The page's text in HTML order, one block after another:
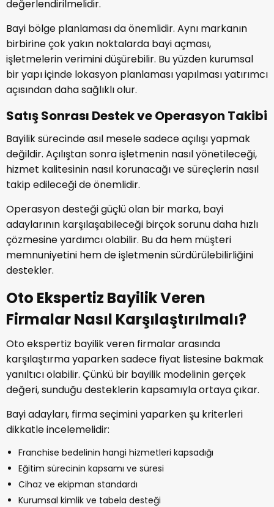
değerlendirilmelidir.
Bayi bölge planlaması da önemlidir. Aynı markanın
birbirine çok yakın noktalarda bayi açması,
işletmelerin verimini düşürebilir. Bu yüzden kurumsal
bir yapı içinde lokasyon planlaması yapılması yatırımcı
açısından daha sağlıklı olur.
Satış Sonrası Destek ve Operasyon Takibi
Bayilik sürecinde asıl mesele sadece açılışı yapmak
değildir. Açılıştan sonra işletmenin nasıl yönetileceği,
hizmet kalitesinin nasıl korunacağı ve süreçlerin nasıl
takip edileceği de önemlidir.
Operasyon desteği güçlü olan bir marka, bayi
adaylarının karşılaşabileceği birçok sorunu daha hızlı
çözmesine yardımcı olabilir. Bu da hem müşteri
memnuniyetini hem de işletmenin sürdürülebilirliğini
destekler.
Oto Ekspertiz Bayilik Veren
Firmalar Nasıl Karşılaştırılmalı?
Oto ekspertiz bayilik veren firmalar arasında
karşılaştırma yaparken sadece fiyat listesine bakmak
yanıltıcı olabilir. Çünkü bir bayilik modelinin gerçek
değeri, sunduğu desteklerin kapsamıyla ortaya çıkar.
Bayi adayları, firma seçimini yaparken şu kriterleri
dikkatle incelemelidir:
Franchise bedelinin hangi hizmetleri kapsadığı
Eğitim sürecinin kapsamı ve süresi
Cihaz ve ekipman standardı
Kurumsal kimlik ve tabela desteği